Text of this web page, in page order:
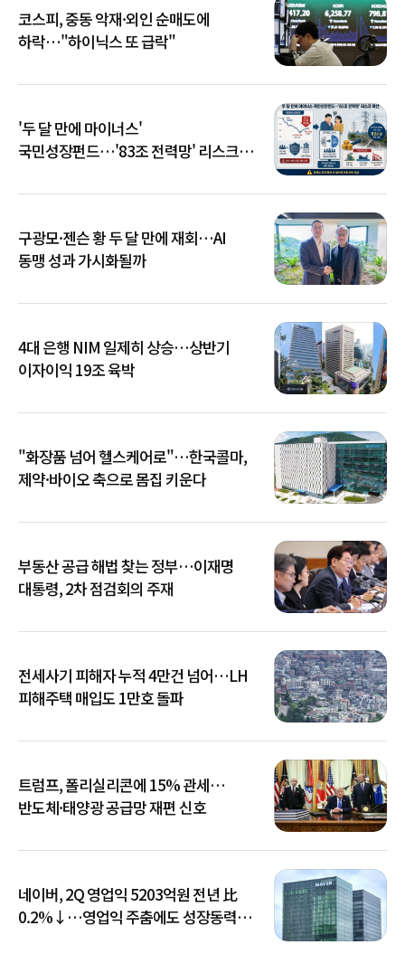
코스피, 중동 악재·외인 순매도에
하락…"하이닉스 또 급락"
'두 달 만에 마이너스'
국민성장펀드…'83조 전력망' 리스크
구광모·젠슨 황 두 달 만에 재회…AI
동맹 성과 가시화될까
4대 은행 NIM 일제히 상승…상반기
이자이익 19조 육박
"화장품 넘어 헬스케어로"…한국콜마,
제약·바이오 축으로 몸집 키운다
부동산 공급 해법 찾는 정부…이재명
대통령, 2차 점검회의 주재
전세사기 피해자 누적 4만건 넘어…LH
피해주택 매입도 1만호 돌파
트럼프, 폴리실리콘에 15% 관세…
반도체·태양광 공급망 재편 신호
네이버, 2Q 영업익 5203억원 전년 比
0.2%↓…영업익 주춤에도 성장동력